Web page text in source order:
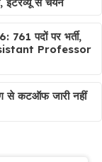
पदों पर भर्ती,
Professor
से कटऑफ जारी नहीं